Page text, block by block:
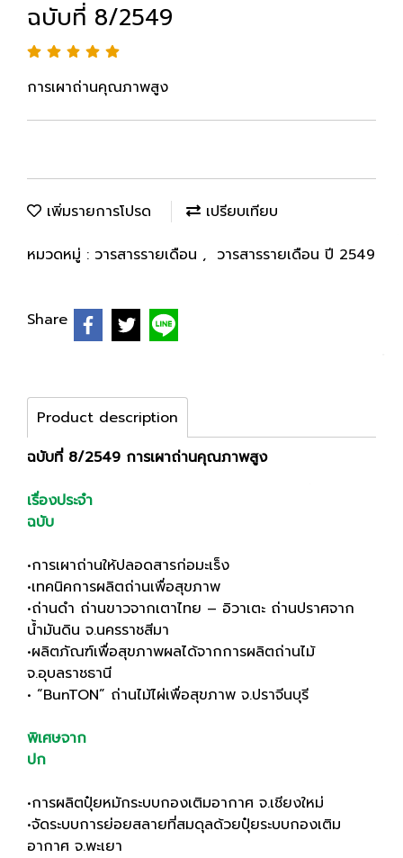
ฉบับที่ 8/2549
การเผาถ่านคุณภาพสูง
เพิ่มรายการโปรด
เปรียบเทียบ
หมวดหมู่ : วารสารรายเดือน , วารสารรายเดือน ปี 2549
Share
Product description
ฉบับที่ 8/2549 การเผาถ่านคุณภาพสูง
เรื่องประจำ
ฉบับ
•การเผาถ่านให้ปลอดสารก่อมะเร็ง
•เทคนิคการผลิตถ่านเพื่อสุขภาพ
•ถ่านดำ ถ่านขาวจากเตาไทย – อิวาเตะ ถ่านปราศจาก
น้ำมันดิน จ.นครราชสีมา
•ผลิตภัณฑ์เพื่อสุขภาพผลได้จากการผลิตถ่านไม้
จ.อุบลราชธานี
• “BunTON” ถ่านไม้ไผ่เพื่อสุขภาพ จ.ปราจีนบุรี
พิเศษจาก
ปก
•การผลิตปุ๋ยหมักระบบกองเติมอากาศ จ.เชียงใหม่
•จัดระบบการย่อยสลายที่สมดุลด้วยปุ๋ยระบบกองเติม
อากาศ จ.พะเยา